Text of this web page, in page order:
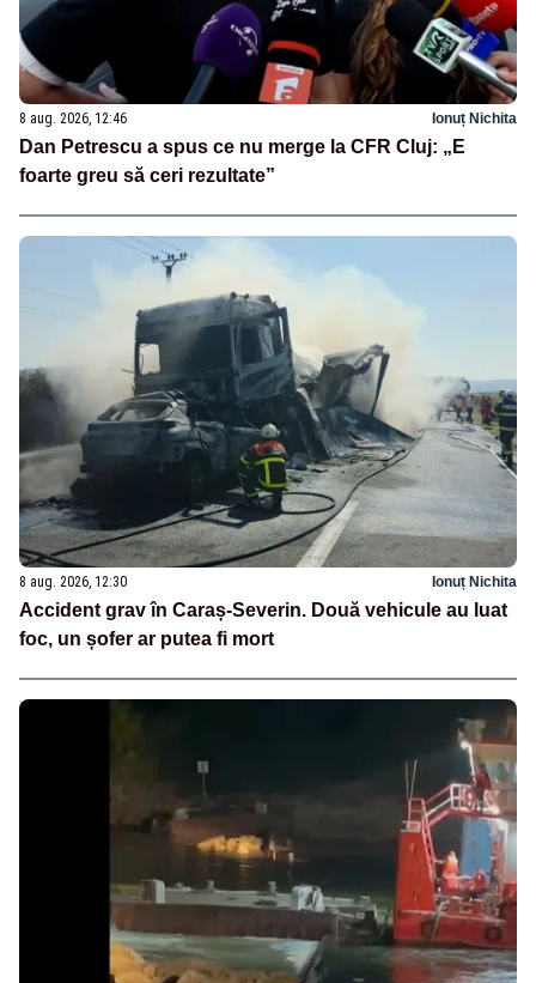
8 aug. 2026, 12:46 Ionuț Nichita
Dan Petrescu a spus ce nu merge la CFR Cluj: „E
foarte greu să ceri rezultate”
8 aug. 2026, 12:30 Ionuț Nichita
Accident grav în Caraș-Severin. Două vehicule au luat
foc, un șofer ar putea fi mort